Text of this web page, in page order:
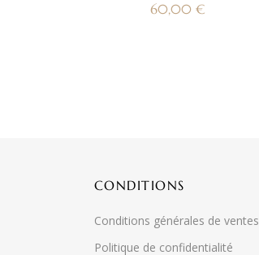
60,00 €
CONDITIONS
Conditions générales de ventes
Politique de confidentialité